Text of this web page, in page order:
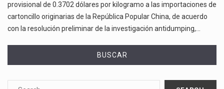
provisional de 0.3702 dólares por kilogramo a las importaciones de
cartoncillo originarias de la República Popular China, de acuerdo
con la resolución preliminar de la investigación antidumping,…
BUSCAR